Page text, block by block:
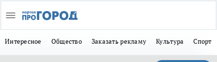
Интересное Общество Заказать рекламу Культура Спорт